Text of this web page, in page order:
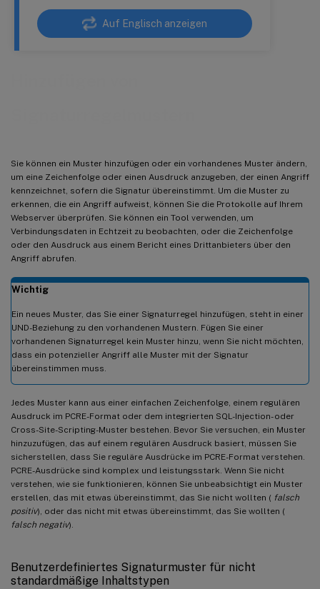
Auf Englisch anzeigen
Sie können ein Muster hinzufügen oder ein vorhandenes Muster ändern,
um eine Zeichenfolge oder einen Ausdruck anzugeben, der einen Angriff
kennzeichnet, sofern die Signatur übereinstimmt. Um die Muster zu
erkennen, die ein Angriff aufweist, können Sie die Protokolle auf Ihrem
Webserver überprüfen. Sie können ein Tool verwenden, um
Verbindungsdaten in Echtzeit zu beobachten, oder die Zeichenfolge
oder den Ausdruck aus einem Bericht eines Drittanbieters über den
Angriff abrufen.
Wichtig
Ein neues Muster, das Sie einer Signaturregel hinzufügen, steht in einer
UND-Beziehung zu den vorhandenen Mustern. Fügen Sie einer
vorhandenen Signaturregel kein Muster hinzu, wenn Sie nicht möchten,
dass ein potenzieller Angriff alle Muster mit der Signatur
übereinstimmen muss.
Jedes Muster kann aus einer einfachen Zeichenfolge, einem regulären
Ausdruck im PCRE-Format oder dem integrierten SQL-Injection- oder
Cross-Site-Scripting-Muster bestehen. Bevor Sie versuchen, ein Muster
hinzuzufügen, das auf einem regulären Ausdruck basiert, müssen Sie
sicherstellen, dass Sie reguläre Ausdrücke im PCRE-Format verstehen.
PCRE-Ausdrücke sind komplex und leistungsstark. Wenn Sie nicht
verstehen, wie sie funktionieren, können Sie unbeabsichtigt ein Muster
erstellen, das mit etwas übereinstimmt, das Sie nicht wollten ( falsch
positiv), oder das nicht mit etwas übereinstimmt, das Sie wollten (
falsch negativ).
Benutzerdefiniertes Signaturmuster für nicht
standardmäßige Inhaltstypen